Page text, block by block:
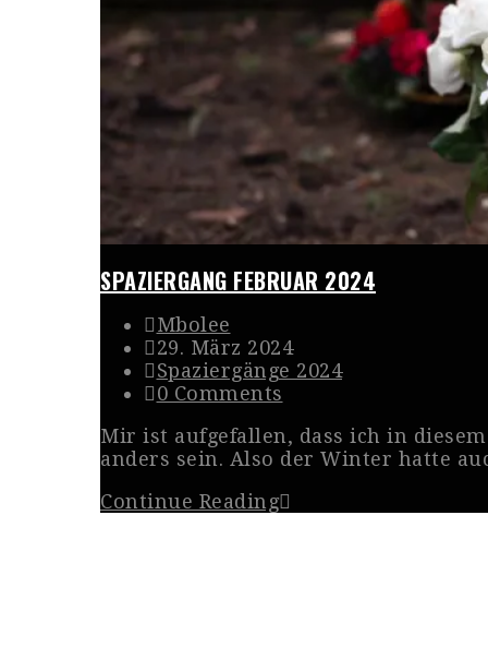
SPAZIERGANG FEBRUAR 2024
Mbolee
29. März 2024
Spaziergänge 2024
0 Comments
Mir ist aufgefallen, dass ich in
anders sein. Also der Winter hatte
Continue Reading